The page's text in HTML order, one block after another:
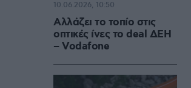
Αλλάζει το τοπίο στις
οπτικές ίνες το deal ΔΕΗ
– Vodafone
10.06.2026, 10:50